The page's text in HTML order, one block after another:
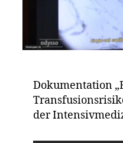
Dokumentation
der